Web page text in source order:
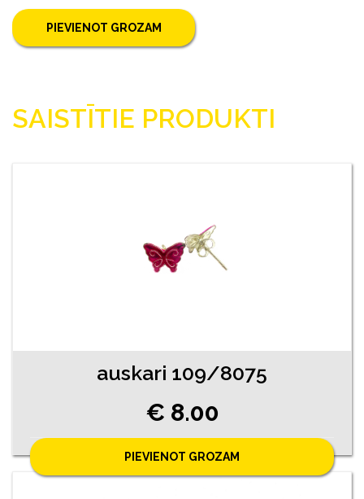
PIEVIENOT GROZAM
SAISTĪTIE PRODUKTI
auskari 109/8075
€ 8.00
PIEVIENOT GROZAM